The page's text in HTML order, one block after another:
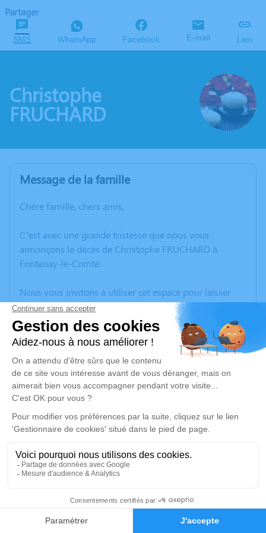
Faire-part Hommages
Partager
SMS WhatsApp Facebook E-mail Lien
Christophe
FRUCHARD
Message de la famille
Chère famille, chers amis,
C’est avec une grande tristesse que nous vous
annonçons le décès de Christophe FRUCHARD à
Fontenay-le-Comte.
Nous vous invitons à utiliser cet espace pour laisser
vos condoléances, partager des photos souvenirs, une
anecdote ou exprimer vos pensées à travers des
poèmes ou des textes. Cet endroit est un lieu
d'expression dédié à honorer la mémoire de
Christophe FRUCHARD.
Un service de plantation d’arbre hommage est
disponible ici.
Je rends hommage
Cérémonie civile
Cimetière de Coëx
85220 Coëx